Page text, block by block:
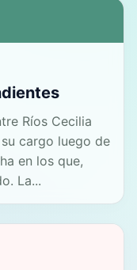
Ríos Cecilia
cargo luego de
en los que,
La...